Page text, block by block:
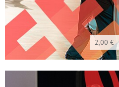
2,00 €